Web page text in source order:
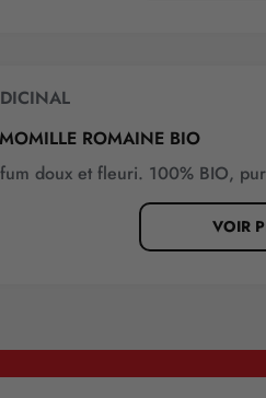
ROMAINE BIO
doux et fleuri. 100% BIO,
VOIR